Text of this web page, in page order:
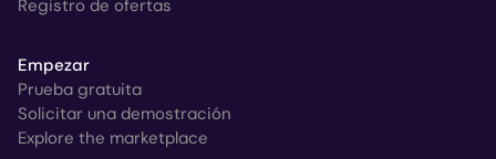
Registro de ofertas
Empezar
Prueba gratuita
Solicitar una demostración
Explore the marketplace